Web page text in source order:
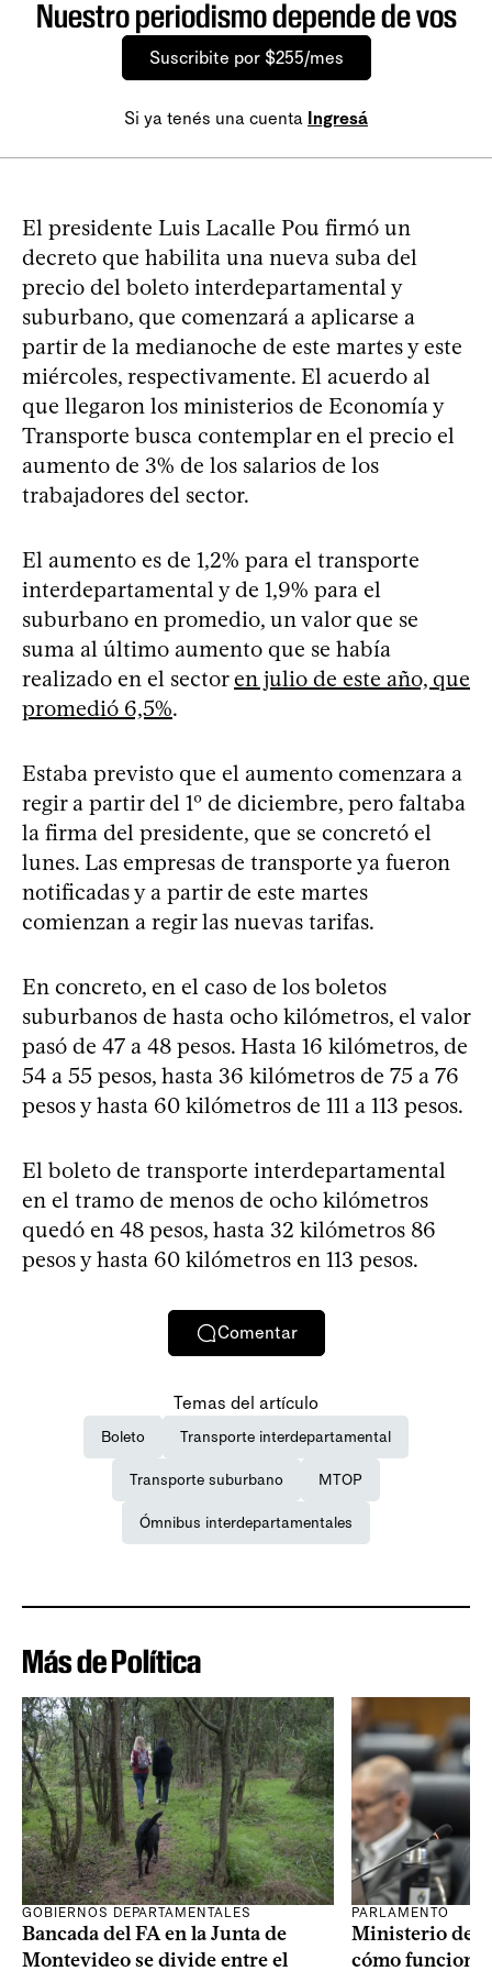
Nuestro periodismo depende de vos
Suscribite por $255/mes
Si ya tenés una cuenta Ingresá
El presidente Luis Lacalle Pou firmó un
decreto que habilita una nueva suba del
precio del boleto interdepartamental y
suburbano, que comenzará a aplicarse a
partir de la medianoche de este martes y este
miércoles, respectivamente. El acuerdo al
que llegaron los ministerios de Economía y
Transporte busca contemplar en el precio el
aumento de 3% de los salarios de los
trabajadores del sector.
El aumento es de 1,2% para el transporte
interdepartamental y de 1,9% para el
suburbano en promedio, un valor que se
suma al último aumento que se había
realizado en el sectoren julio de este año, que
promedió 6,5%.
Estaba previsto que el aumento comenzara a
regir a partir del 1º de diciembre, pero faltaba
la firma del presidente, que se concretó el
lunes. Las empresas de transporte ya fueron
notificadas y a partir de este martes
comienzan a regir las nuevas tarifas.
En concreto, en el caso de los boletos
suburbanos de hasta ocho kilómetros, el valor
pasó de 47 a 48 pesos. Hasta 16 kilómetros, de
54 a 55 pesos, hasta 36 kilómetros de 75 a 76
pesos y hasta 60 kilómetros de 111 a 113 pesos.
El boleto de transporte interdepartamental
en el tramo de menos de ocho kilómetros
quedó en 48 pesos, hasta 32 kilómetros 86
pesos y hasta 60 kilómetros en 113 pesos.
Comentar
Temas del artículo
Boleto Transporte interdepartamental
Transporte suburbano MTOP
Ómnibus interdepartamentales
Más de Política
GOBIERNOS DEPARTAMENTALES
Bancada del FA en la Junta de
Montevideo se divide entre el
PARLAMENTO
Ministerio de
cómo